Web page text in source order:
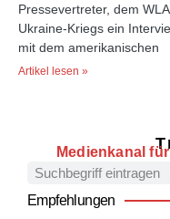
Pressevertreter, dem
Ukraine-Kriegs ein
mit dem amerikanischen
Artikel lesen »
Medienkanal
Empfehlungen